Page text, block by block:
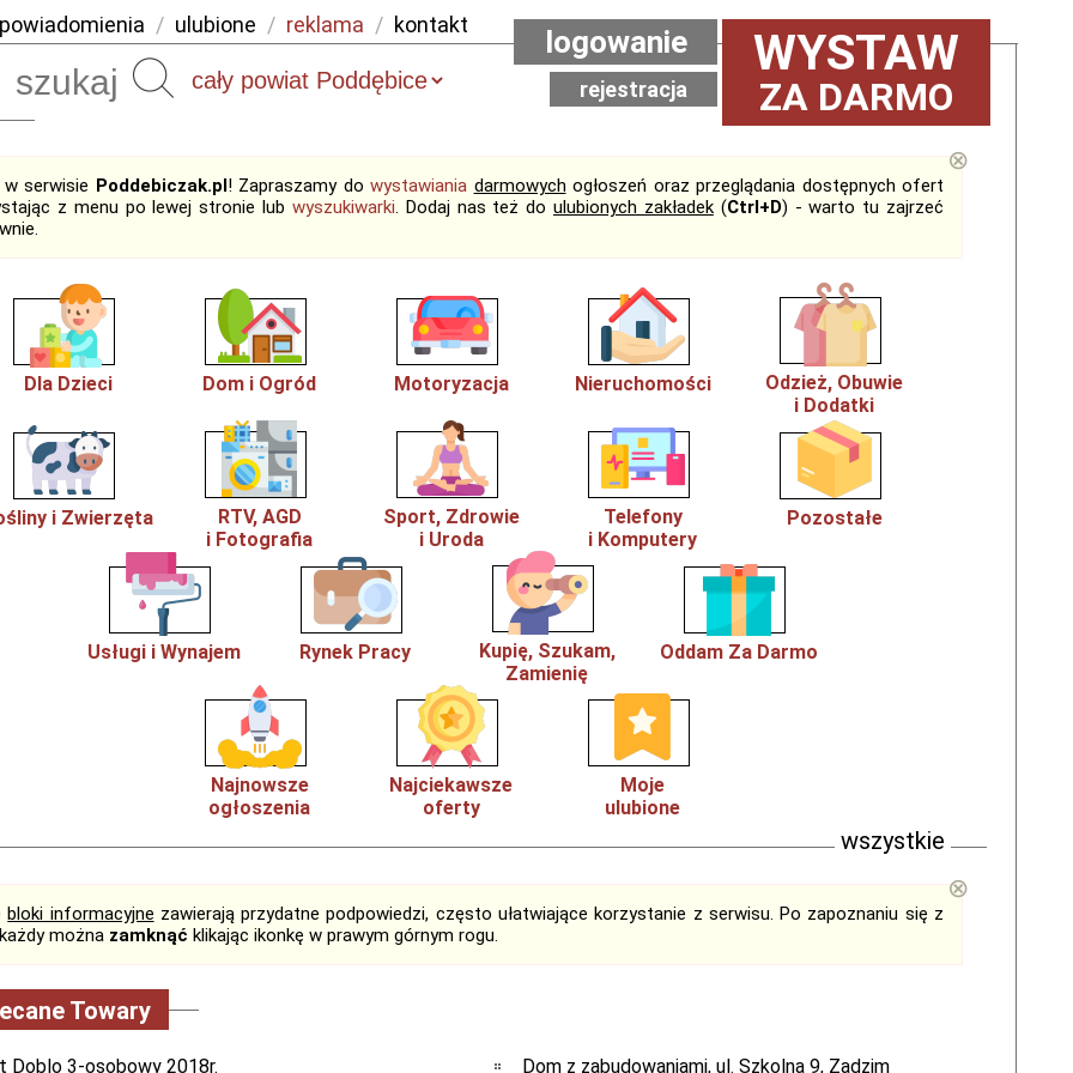
powiadomienia / ulubione / reklama / kontakt
Szukaj WYSTAW
ZA DARMO
logowanie
rejestracja
serwisie Poddebiczak.pl! Zapraszamy do wystawiania darmowych ogłoszeń oraz przeglądania dostępnych ofert
z menu po lewej stronie lub wyszukiwarki. Dodaj nas też doulubionych zakładek(Ctrl+D) - warto tu zajrzeć
⊗
Dla Dzieci Dom i Ogród Motoryzacja Nieruchomości
Odzież, Obuwie
i Dodatki
i Zwierzęta
RTV, AGD
i Fotografia
Sport, Zdrowie
i Uroda
Telefony
i Komputery
Pozostałe
Usługi i Wynajem Rynek Pracy
Kupię, Szukam,
Zamienię
Oddam Za Darmo
Najnowsze
ogłoszenia
Najciekawsze
oferty
Moje
ulubione
wszystkie
bloki informacyjne zawierają przydatne podpowiedzi, często ułatwiające korzystanie z serwisu. Po zapoznaniu się z
można zamknąć klikając ikonkę w prawym górnym rogu.
⊗
Towary
Doblo 3-osobowy 2018r.
Dom z zabudowaniami, ul. Szkolna 9, Zadzim